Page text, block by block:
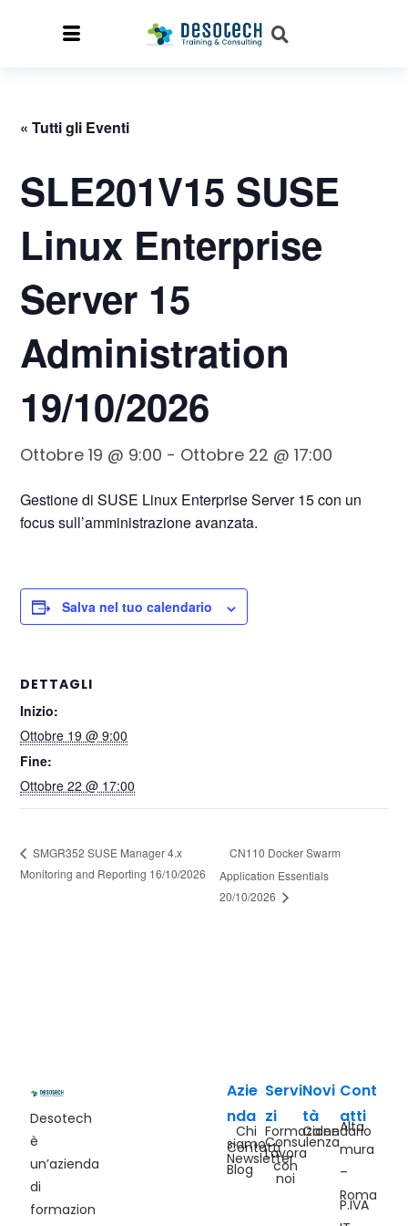
« Tutti gli Eventi
SLE201V15 SUSE
Linux Enterprise
Server 15
Administration
19/10/2026
Ottobre 19 @ 9:00 - Ottobre 22 @ 17:00
Gestione di SUSE Linux Enterprise Server 15 con un
focus sull’amministrazione avanzata.
Salva nel tuo calendario
DETTAGLI
Inizio:
Ottobre 19 @ 9:00
Fine:
Ottobre 22 @ 17:00
SMGR352 SUSE Manager 4.x
Monitoring and Reporting 16/10/2026
CN110 Docker Swarm
Application Essentials
20/10/2026
Desotech
è
un’azienda
di
formazion
Azie
nda
Chi
siamo
Contatti
Newsletter
Blog
Servi
zi
Formazione
Consulenza
Lavora
con
noi
Novi
tà
Calendario
Cont
atti
Alta
mura
–
Roma
P.IVA